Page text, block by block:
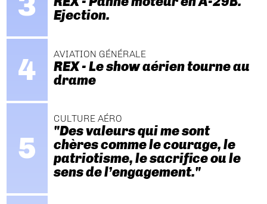
Ejection.
AVIATION GÉNÉRALE
REX - Le show aérien tourne au
drame
CULTURE AÉRO
"Des valeurs qui me sont
chères comme le courage, le
patriotisme, le sacrifice ou le
sens de l’engagement."